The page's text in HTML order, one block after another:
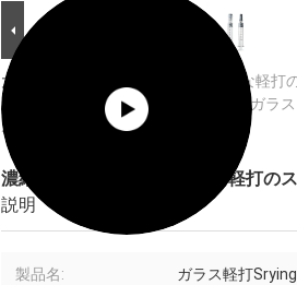
大画像 :
濃縮物オイルの再使用可能な軽打
ポイトのための2.25ml Luerロックのガラス
ポイト
濃縮物オイルの再使用可能な軽打の
説明
製品名: ガラス軽打